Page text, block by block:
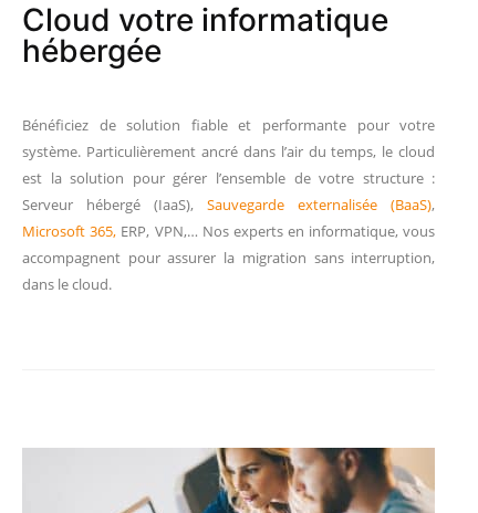
Cloud votre informatique
hébergée
Bénéficiez de solution fiable et performante pour votre
système. Particulièrement ancré dans l’air du temps, le cloud
est la solution pour gérer l’ensemble de votre structure :
Serveur hébergé (IaaS),Sauvegarde externalisée (BaaS),
Microsoft 365, ERP, VPN,… Nos experts en informatique, vous
accompagnent pour assurer la migration sans interruption,
dans le cloud.